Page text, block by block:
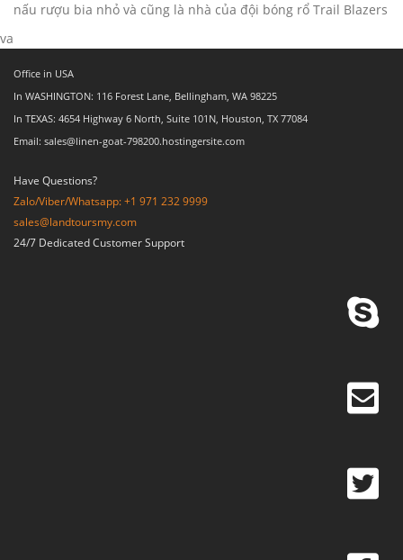
nấu rượu bia nhỏ và cũng là nhà của đội bóng rổ Trail Blazers
va
Office in USA
In WASHINGTON: 116 Forest Lane, Bellingham, WA 98225
In TEXAS: 4654 Highway 6 North, Suite 101N, Houston, TX 77084
Email: sales@linen-goat-798200.hostingersite.com
Have Questions?
Zalo/Viber/Whatsapp: +1 971 232 9999
sales@landtoursmy.com
24/7 Dedicated Customer Support